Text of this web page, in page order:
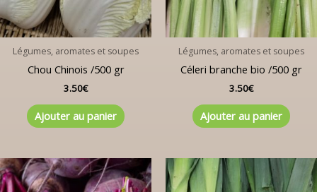
Légumes, aromates et soupes
Chou Chinois /500 gr
3.50€
Ajouter au panier
Légumes, aromates et soupes
Céleri branche bio /500 gr
3.50€
Ajouter au panier